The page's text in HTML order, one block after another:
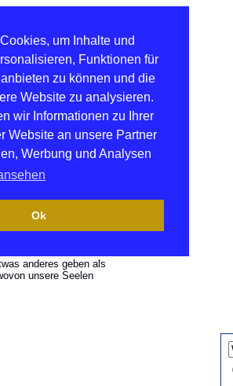
um Inhalte und
Funktionen für
zu können und die
Website zu analysieren.
wir Informationen zu Ihrer
Website an unsere Partner
Werbung und Analysen
Ok
anderes geben als
unsere Seelen